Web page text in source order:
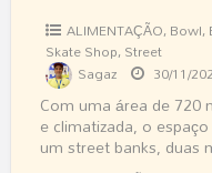
ALIMENTAÇÃO, Bowl,
Skate Shop, Street
Sagaz
30/11/
Com uma área de
e climatizada, o
um street banks, duas